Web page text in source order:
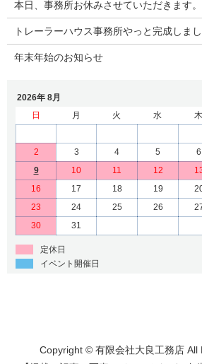
本日、事務所お休みさせていただきます。
トレーラーハウス事務所やっと完成しま
年末年始のお知らせ
2026年 8月
日
月 火 水 木
2
3 4 5 6
9
10 11 12
16
17 18 19
23
24 25 26
30
31
定休日
イベント開催日
Copyright © 有限会社大良工務店 All